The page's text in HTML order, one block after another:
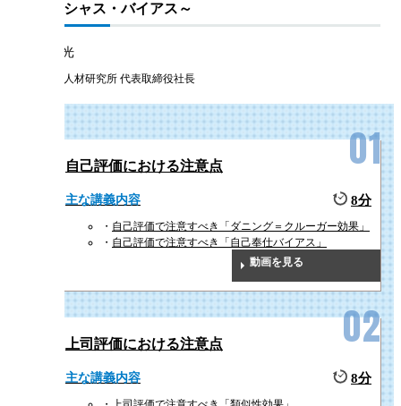
ンコンシャス・バイアス～
曽和 利光
株式会社人材研究所 代表取締役社長
自己評価における注意点
主な講義内容 8分
自己評価で注意すべき「ダニング＝クルーガー効果」
自己評価で注意すべき「自己奉仕バイアス」
動画を見る
上司評価における注意点
主な講義内容 8分